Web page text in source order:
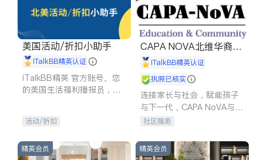
美国活动/折扣小助手
iTalkBB精英认证
iTalkBB精英 官方账号。您
的美国生活福利播报员，精
专属福利。
活动/折扣
CAPA NOVA北维华裔家
长会iTalkBB精英认证
执照已核实
连接家长与社会，赋能孩子
与下一代，CAPA NoVA与您
携手建设包容、公平、充满
社区服务
精英会员 精英会员